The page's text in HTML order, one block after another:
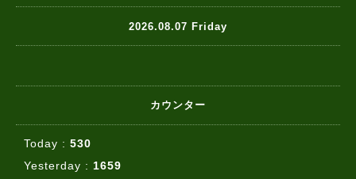
2026.08.07 Friday
カウンター
Today : 530
Yesterday : 1659